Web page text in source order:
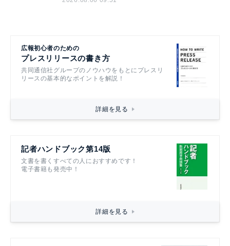
広報初心者のための
プレスリリースの書き方
共同通信社グループのノウハウをもとにプレスリ
リースの基本的なポイントを解説！
詳細を見る
記者ハンドブック第14版
文書を書くすべての人におすすめです！
電子書籍も発売中！
詳細を見る